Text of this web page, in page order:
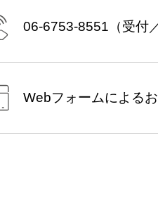
06-6753-8551 （受付
Webフォームによる